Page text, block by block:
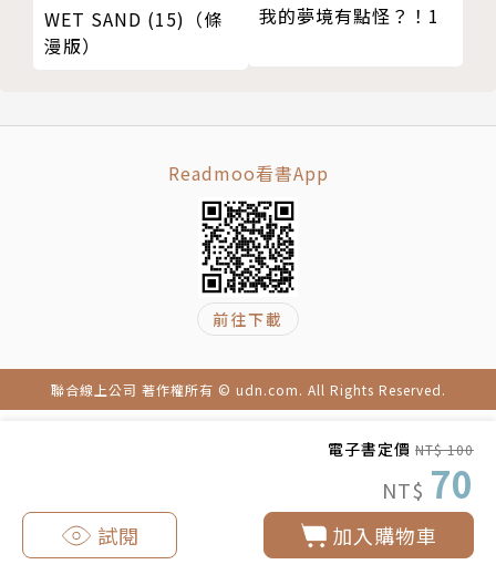
電子書定價 NT$ 100
NT$ 70
加入購物車
試閱
WET SAND (15)（條
漫版）
我的夢境有點怪？！1
Readmoo看書App
前往下載
聯合線上公司 著作權所有 © udn.com. All Rights Reserved.